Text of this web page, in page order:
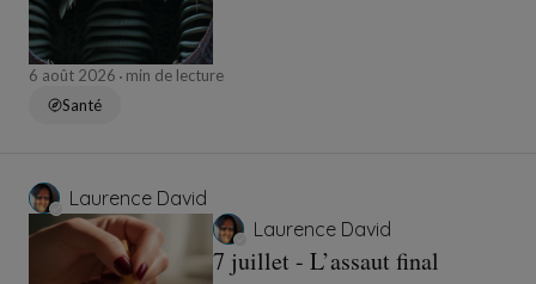
6 août 2026
min de lecture
Santé
Laurence David
Laurence David
7 juillet - L’assaut final